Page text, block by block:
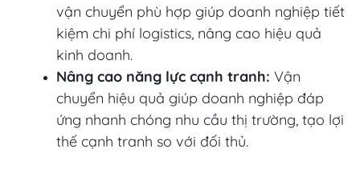
vận chuyển phù hợp giúp doanh nghiệp tiết
kiệm chi phí logistics, nâng cao hiệu quả
kinh doanh.
Nâng cao năng lực cạnh tranh: Vận
chuyển hiệu quả giúp doanh nghiệp đáp
ứng nhanh chóng nhu cầu thị trường, tạo lợi
thế cạnh tranh so với đối thủ.